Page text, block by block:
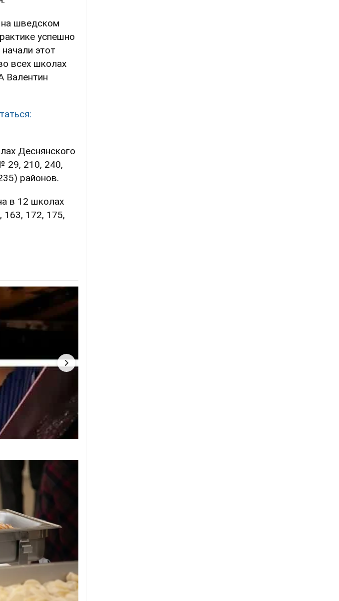
на шведском
успешно
этот
всех школах
Валентин
Деснянского
29, 210, 240,
районов.
в 12 школах
163, 172, 175,